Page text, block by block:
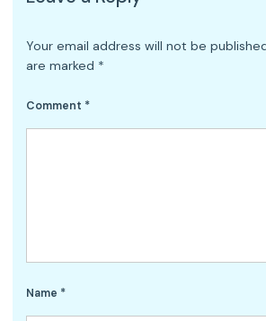
Your email address will not be
are marked *
Comment *
Name *